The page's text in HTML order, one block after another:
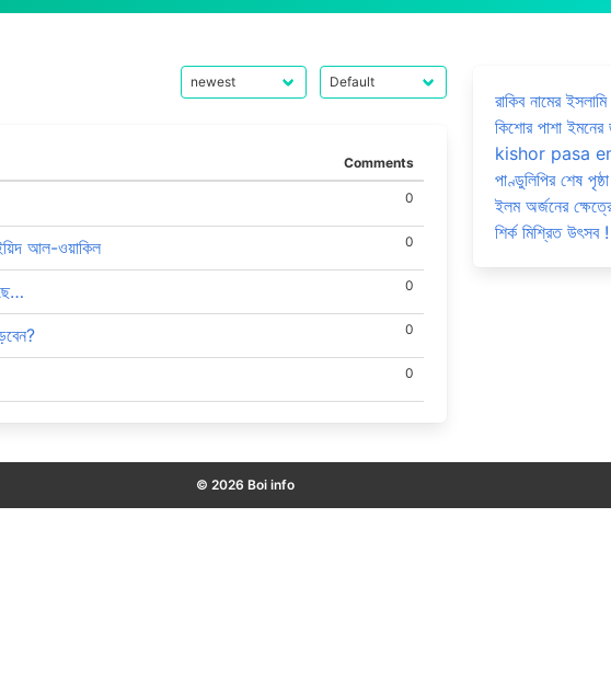
Comments
0
আল-ওয়াকিল 0
0
0
0
রাকিব নামের
কিশোর পাশা
kishor pasa
পাণ্ডুলিপির শেষ
ইলম অর্জনের
শির্ক মিশ্রিত উৎসব !
© 2026 Boi info